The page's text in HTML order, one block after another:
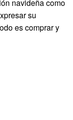
navideña como
su
es comprar y